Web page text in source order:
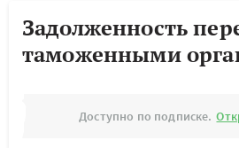
Задолженность
таможенными
Доступно по подписке.